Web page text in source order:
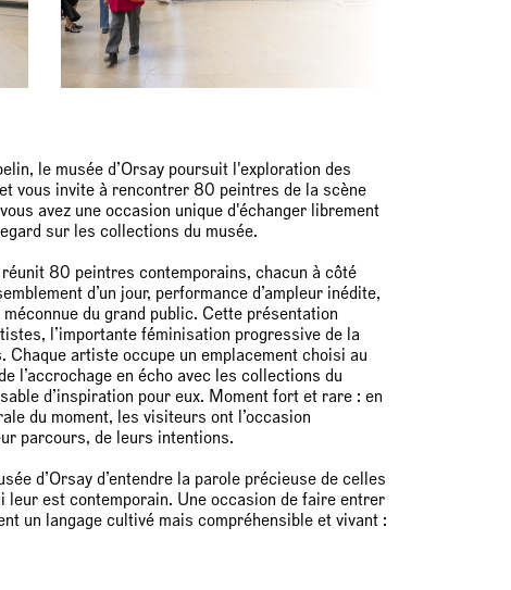
le musée d’Orsay poursuit l'exploration des
vous invite à rencontrer 80 peintres de la scène
avez une occasion unique d'échanger librement
sur les collections du musée.
80 peintres contemporains, chacun à côté
d’un jour, performance d’ampleur inédite,
du grand public. Cette présentation
l’importante féminisation progressive de la
artiste occupe un emplacement choisi au
l’accrochage en écho avec les collections du
d’inspiration pour eux. Moment fort et rare : en
du moment, les visiteurs ont l’occasion
parcours, de leurs intentions.
d’Orsay d’entendre la parole précieuse de celles
leur est contemporain. Une occasion de faire entrer
un langage cultivé mais compréhensible et vivant :